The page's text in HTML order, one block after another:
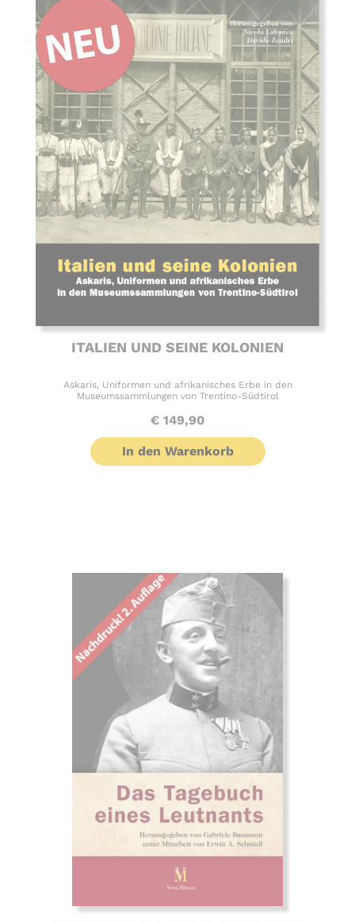
ITALIEN UND SEINE KOLONIEN
Askaris, Uniformen und afrikanisches Erbe in den
Museumssammlungen von Trentino-Südtirol
€ 149,90
In den Warenkorb